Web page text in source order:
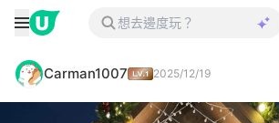
Carman1007 2025/12/19